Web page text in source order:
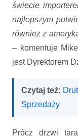
świecie
najlepszym
również z
– komentuje
jest Dyrektorem
Czytaj też:
Sprzedaży
Prócz drzwi